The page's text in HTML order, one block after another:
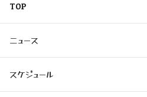
TOP
ニュース
スケジュール